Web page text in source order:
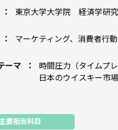
東京大学大学院 経済学研
マーケティング、消費者行動
ーマ
時間圧力（タイムプ
日本のウイスキー市
要担当科目